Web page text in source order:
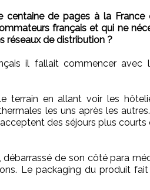
de pages à la France
français et qui ne
réseaux de distribution ?
il fallait commencer avec
terrain en allant voir les
les uns après les
des séjours plus courts
débarrassé de son côté para
Le packaging du produit